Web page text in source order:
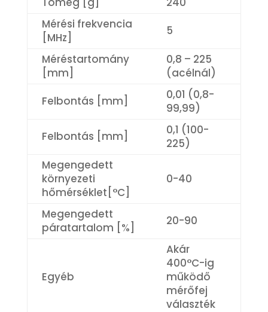
Mérési frekvencia
[MHz]
5
Méréstartomány
[mm]
0,8 – 225
(acélnál)
Felbontás [mm]
0,01 (0,8-
99,99)
Felbontás [mm]
0,1 (100-
225)
Megengedett
környezeti
hőmérséklet[°C]
0-40
Megengedett
páratartalom [%]
20-90
Egyéb
Akár
400°C-ig
működő
mérőfej
választék